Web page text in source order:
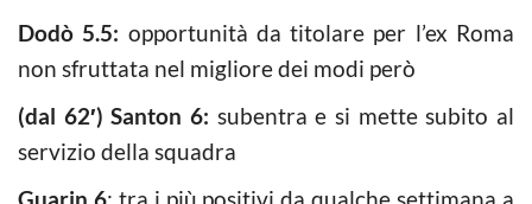
Dodò 5.5: opportunità da titolare per l’ex Roma
non sfruttata nel migliore dei modi però
(dal 62′) Santon 6: subentra e si mette subito al
servizio della squadra
Guarin 6: tra i più positivi da qualche settimana a